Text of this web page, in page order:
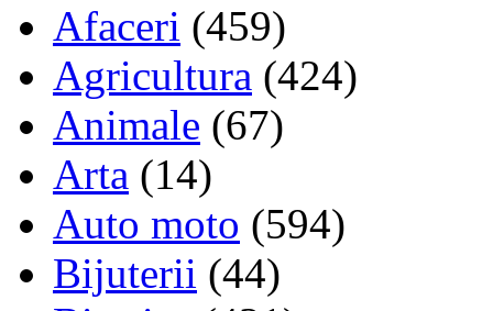
Afaceri (459)
Agricultura (424)
Animale (67)
Arta (14)
Auto moto (594)
Bijuterii (44)